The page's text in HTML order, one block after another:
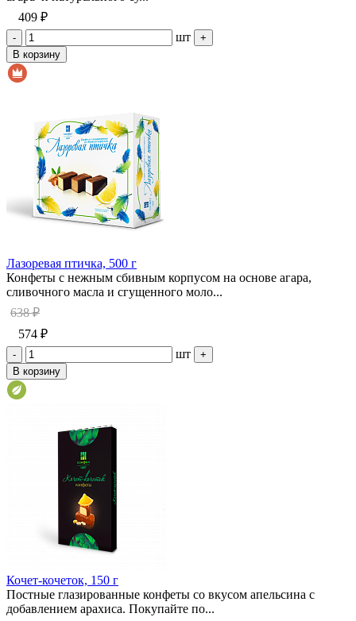
409 ₽
- шт
+
В корзину
Лазоревая птичка, 500 г
Конфеты с нежным сбивным корпусом на основе агара,
сливочного масла и сгущенного моло...
638 ₽
574 ₽
- шт
+
В корзину
Кочет-кочеток, 150 г
Постные глазированные конфеты со вкусом апельсина с
добавлением арахиса. Покупайте по...